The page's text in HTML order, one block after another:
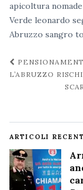
apicoltura nomade
Verde leonardo
Abruzzo sangro
post
L’ABRUZZO
ARTICOLI